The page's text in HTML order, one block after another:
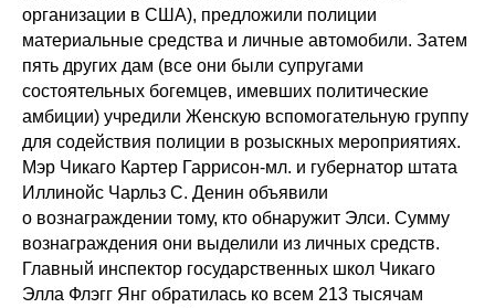
организации в США), предложили полиции
материальные средства и личные автомобили. Затем
пять других дам (все они были супругами
состоятельных богемцев, имевших политические
амбиции) учредили Женскую вспомогательную группу
для содействия полиции в розыскных мероприятиях.
Мэр Чикаго Картер Гаррисон-мл. и губернатор штата
Иллинойс Чарльз С. Денин объявили
о вознаграждении тому, кто обнаружит Элси. Сумму
вознаграждения они выделили из личных средств.
Главный инспектор государственных школ Чикаго
Элла Флэгг Янг обратилась ко всем 213 тысячам